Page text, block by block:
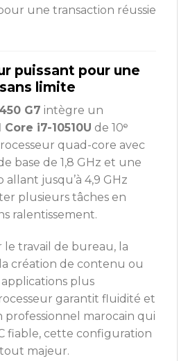
une transaction réussie
puissant pour une
limite
G7 intègre un
Core i7-10510U de 10ᵉ
quad-core avec
base de 1,8 GHz et une
jusqu’à 4,9 GHz
plusieurs tâches en
ralentissement.
le travail de bureau, la
création de contenu ou
plus
garantit fluidité et
professionnel marocain qui
fiable, cette configuration
majeur.